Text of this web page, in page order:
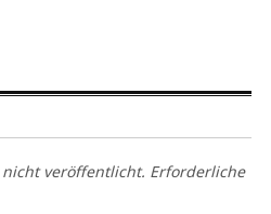
veröffentlicht. Erforderliche